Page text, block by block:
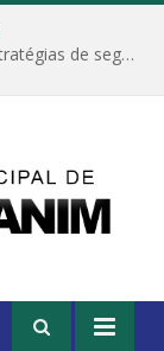
Câmara Municipal de Marapanim discute estratégias de segurança com autoridades e poder executivo